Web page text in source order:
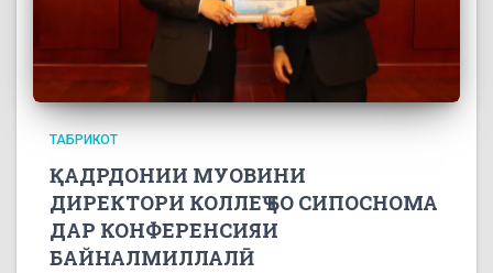
ТАБРИКОТ
ҚАДРДОНИИ МУОВИНИ
ДИРЕКТОРИ КОЛЛЕҶ БО СИПОСНОМА
ДАР КОНФЕРЕНСИЯИ
БАЙНАЛМИЛЛАЛӢ